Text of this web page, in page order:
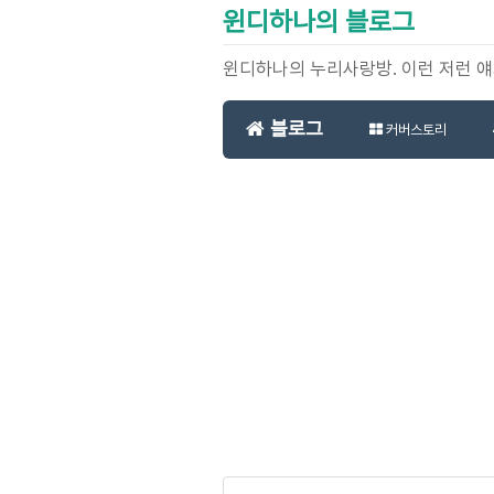
윈디하나의 블로그
윈디하나의 누리사랑방. 이런 저런 얘
블로그 커버스토리